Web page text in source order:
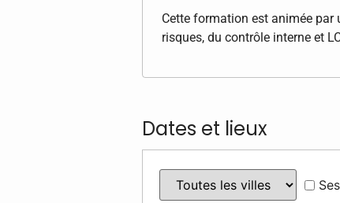
Cette formation est animée par
risques, du contrôle interne et
Dates et lieux